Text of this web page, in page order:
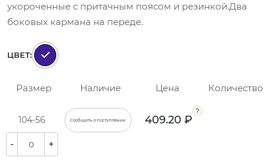
укороченные с притачным поясом и резинкой.Два
боковых кармана на переде.
ЦВЕТ:
Размер Наличие Цена Количество
104-56 Сообщить о поступлении 409.20 ₽
- +